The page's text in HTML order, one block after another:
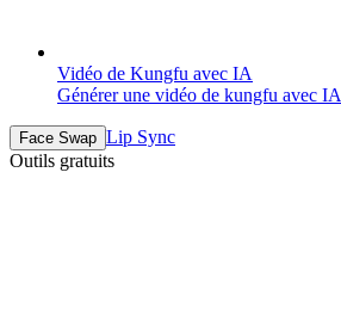
Vidéo de Kungfu avec IA
Générer une vidéo de kungfu avec IA
Face Swap Lip Sync
Outils gratuits